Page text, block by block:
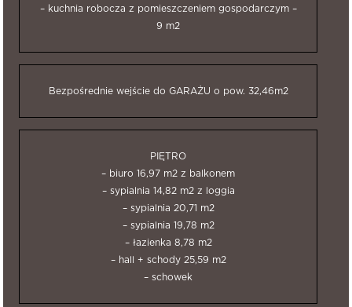
– kuchnia robocza z pomieszczeniem gospodarczym –
9 m2
Bezpośrednie wejście do GARAŻU o pow. 32,46m2
PIĘTRO
– biuro 16,97 m2 z balkonem
– sypialnia 14,82 m2 z loggia
– sypialnia 20,71 m2
– sypialnia 19,78 m2
– łazienka 8,78 m2
– hall + schody 25,59 m2
– schowek